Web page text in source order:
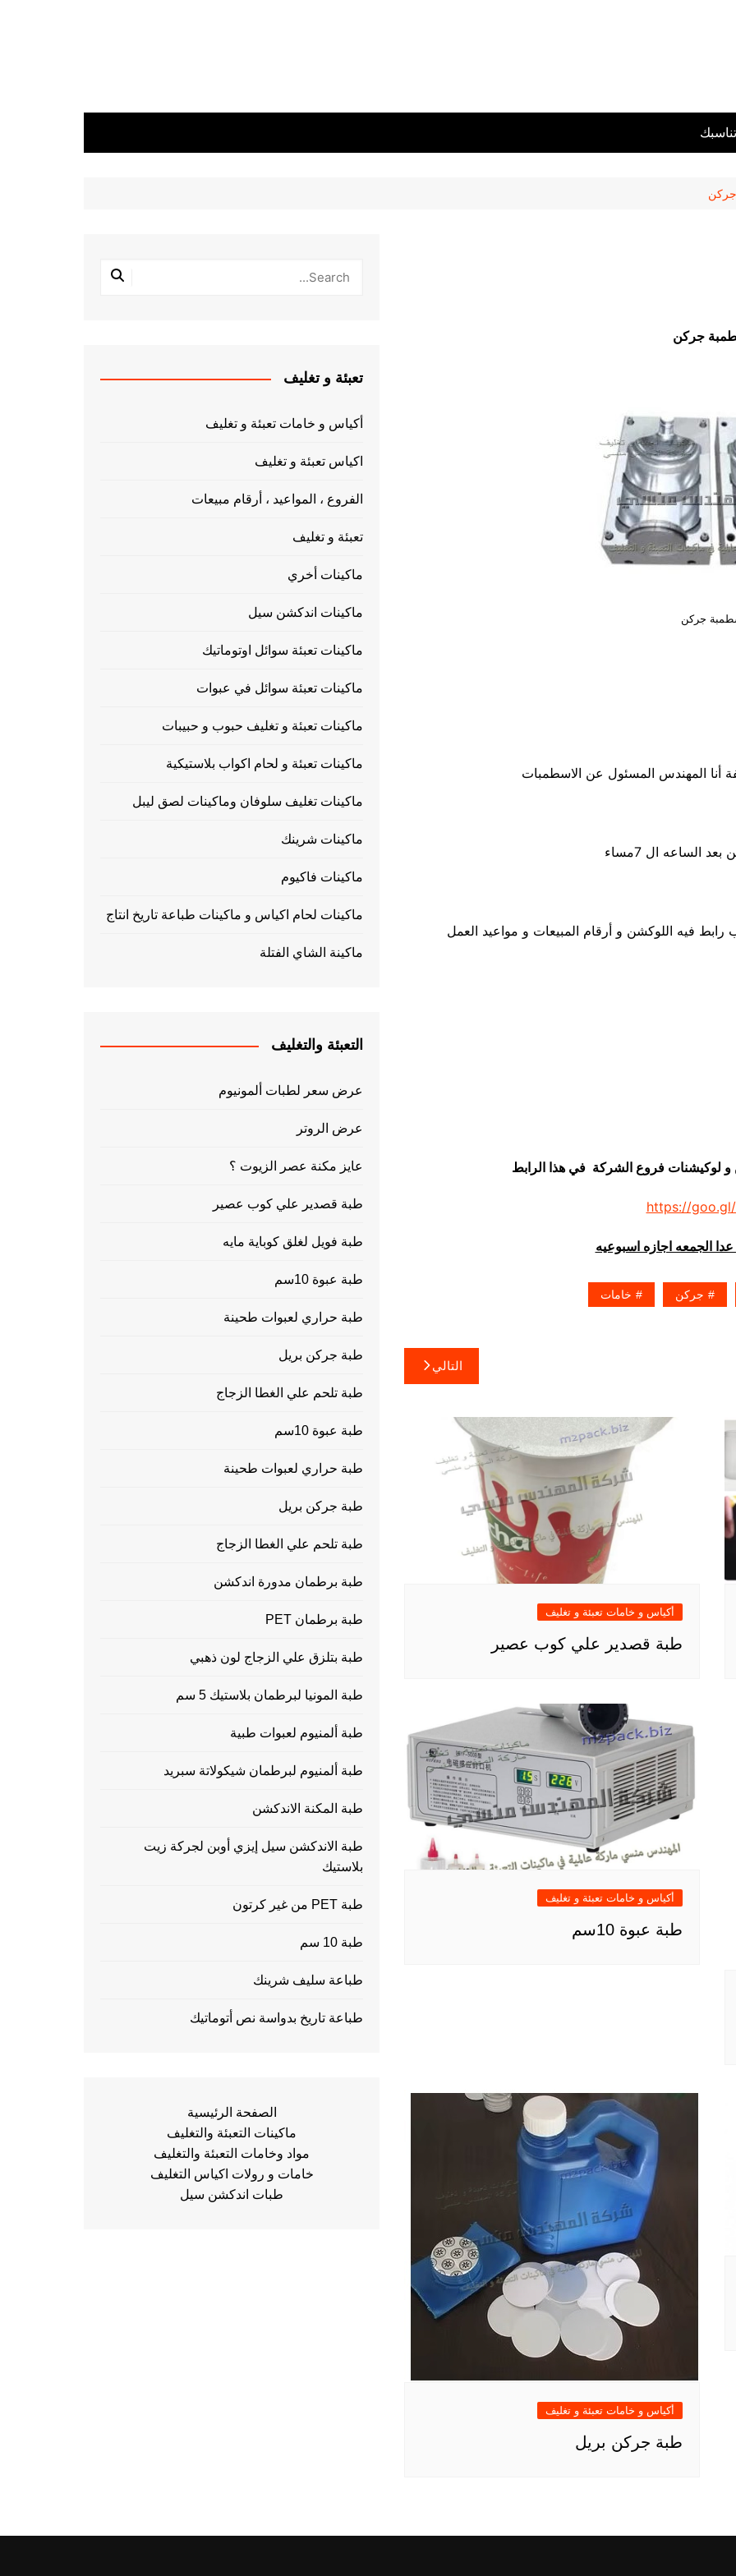
جركن
جركن
أنا المهندس المسئول عن الاسطمبات
الساعه ال 7مساء
فيه اللوكشن و أرقام المبيعات و مواعيد العمل
و لوكيشنات فروع الشركة في هذا الرابط
https://
الجمعه اجازه اسبوعيه
جركن خامات
التالي
أكياس و خامات تعبئة و تغليف
طبة قصدير علي كوب عصير
أكياس و خامات تعبئة و تغليف
طبة عبوة 10سم
أكياس و خامات تعبئة و تغليف
طبة جركن بريل
تعبئة و تغليف
أكياس و خامات تعبئة و تغليف
اكياس تعبئة و تغليف
الفروع ، المواعيد ، أرقام مبيعات
تعبئة و تغليف
ماكينات أخري
ماكينات اندكشن سيل
ماكينات تعبئة سوائل اوتوماتيك
ماكينات تعبئة سوائل في عبوات
ماكينات تعبئة و تغليف حبوب و حبيبات
ماكينات تعبئة و لحام اكواب بلاستيكية
ماكينات تغليف سلوفان وماكينات لصق ليبل
ماكينات شرينك
ماكينات فاكيوم
ماكينات لحام اكياس و ماكينات طباعة تاريخ انتاج
ماكينة الشاي الفتلة
التعبئة والتغليف
عرض سعر لطبات ألمونيوم
عرض الروتر
عايز مكنة عصر الزيوت ؟
طبة قصدير علي كوب عصير
طبة فويل لغلق كوباية مايه
طبة عبوة 10سم
طبة حراري لعبوات طحينة
طبة جركن بريل
طبة تلحم علي الغطا الزجاج
طبة عبوة 10سم
طبة حراري لعبوات طحينة
طبة جركن بريل
طبة تلحم علي الغطا الزجاج
طبة برطمان مدورة اندكشن
طبة برطمان PET
طبة بتلزق علي الزجاج لون ذهبي
طبة المونيا لبرطمان بلاستيك 5 سم
طبة ألمنيوم لعبوات طبية
طبة ألمنيوم لبرطمان شيكولاتة سبريد
طبة المكنة الاندكشن
طبة الاندكشن سيل إيزي أوبن لجركة زيت
بلاستيك
طبة PET من غير كرتون
طبة 10 سم
طباعة سليف شرينك
طباعة تاريخ بدواسة نص أتوماتيك
الصفحة الرئيسية
ماكينات التعبئة والتغليف
مواد وخامات التعبئة والتغليف
خامات و رولات اكياس التغليف
طبات اندكشن سيل